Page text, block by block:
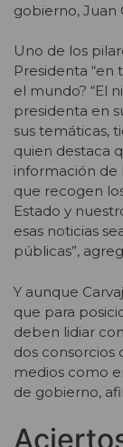
gobierno, Juan
Uno de los
Presidenta “en
el mundo? “El
presidenta en
sus temáticas,
quien destaca
información de
que recogen
Estado y
esas noticias
públicas”,
Y aunque
que para
deben lidiar
dos consorcios
medios como
de gobierno,